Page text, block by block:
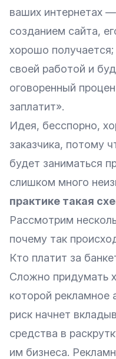
ваших интернетах
созданием сайта,
хорошо
своей работой и
оговоренный
заплатит».
Идея, бесспорно,
заказчика, потому
будет заниматься
слишком много
практике такая
Рассмотрим
почему так
Кто платит за
Сложно придумать
которой рекламное
риск начнет
средства в
им бизнеса.